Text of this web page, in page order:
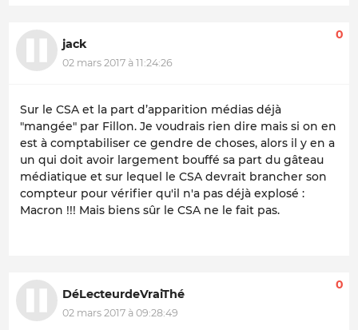
jack
02 mars 2017 à 11:24:26
0
Sur le CSA et la part d’apparition médias déjà
"mangée" par Fillon. Je voudrais rien dire mais si on en
est à comptabiliser ce gendre de choses, alors il y en a
un qui doit avoir largement bouffé sa part du gâteau
médiatique et sur lequel le CSA devrait brancher son
compteur pour vérifier qu'il n'a pas déjà explosé :
Macron !!! Mais biens sûr le CSA ne le fait pas.
DéLecteurdeVraiThé
02 mars 2017 à 09:28:49
0